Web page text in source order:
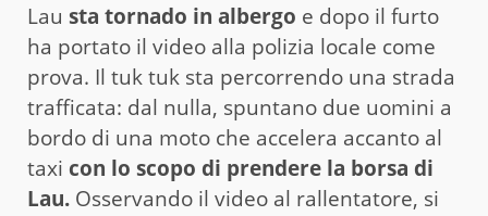
Lau sta tornado in albergo e dopo il furto
ha portato il video alla polizia locale come
prova. Il tuk tuk sta percorrendo una strada
trafficata: dal nulla, spuntano due uomini a
bordo di una moto che accelera accanto al
taxi con lo scopo di prendere la borsa di
Lau. Osservando il video al rallentatore, si